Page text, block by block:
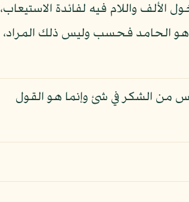
واللام فيه لفائدة الاستيعاب،
هو الحامد فحسب وليس ذلك المراد،
من الشكر في شئ وإنما هو القول